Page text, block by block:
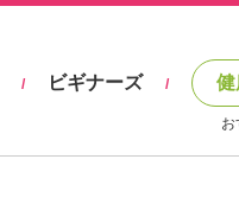
/ ビギナーズ / 健
お